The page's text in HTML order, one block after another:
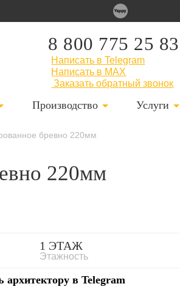
8 800 775 25 83
Написать в Telegram
Написать в MAX
Заказать обратный звонок
Производство Услуги
бревно 220мм
220мм
1 ЭТАЖ
Этажность
архитектору в Telegram